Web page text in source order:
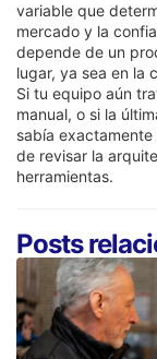
variable que
mercado y la
depende de un
lugar, ya sea en la
Si tu equipo aún
manual, o si la
sabía
de revisar la
herramientas.
Posts